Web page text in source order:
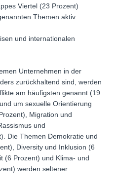
Viertel (23 Prozent)
Themen aktiv.
und internationalen
Unternehmen in der
zurückhaltend sind, werden
am häufigsten genannt (19
um sexuelle Orientierung
Migration und
und
Die Themen Demokratie und
Diversity und Inklusion (6
(6 Prozent) und Klima- und
werden seltener